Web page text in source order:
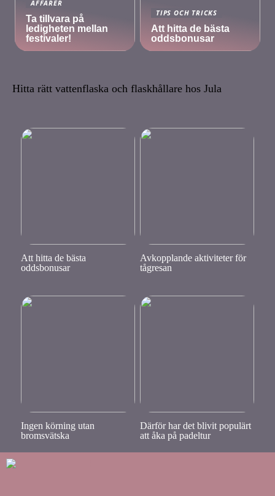
AFFÄRER
Ta tillvara på
ledigheten mellan
festivaler!
TIPS OCH TRICKS
Att hitta de bästa
oddsbonusar
Hitta rätt vattenflaska och flaskhållare hos Jula
Att hitta de bästa
oddsbonusar
Avkopplande aktiviteter för
tågresan
Ingen körning utan
bromsvätska
Därför har det blivit populärt
att åka på padeltur